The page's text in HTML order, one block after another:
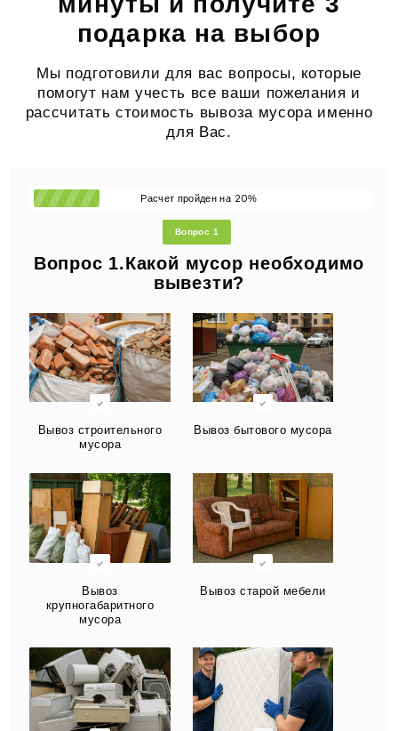
подарка на выбор
Мы подготовили для вас вопросы, которые
помогут нам учесть все ваши пожелания и
рассчитать стоимость вывоза мусора именно
для Вас.
Расчет пройден на 20%
Вопрос 1
Вопрос 1.Какой мусор необходимо
вывезти?
Вывоз строительного
мусора
Вывоз бытового мусора
Вывоз
крупногабаритного
мусора
Вывоз старой мебели